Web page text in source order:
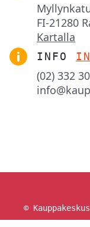
FI-21280
Kartalla
INFO
(02) 332
©